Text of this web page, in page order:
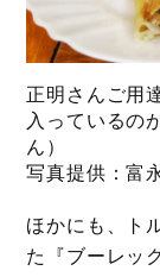
正明さんご用
入っているの
ん）
写真提供：富
ほかにも、ト
た『ブーレッ